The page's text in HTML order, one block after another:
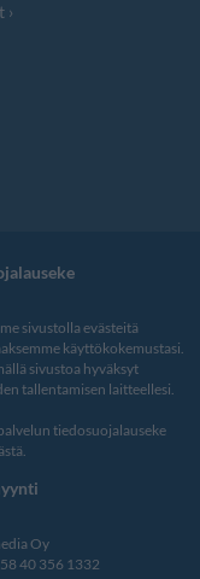
sivustolla evästeitä
käyttökokemustasi.
sivustoa hyväksyt
tallentamisen laitteellesi.
tiedosuojalauseke
.
Oy
40 356 1332